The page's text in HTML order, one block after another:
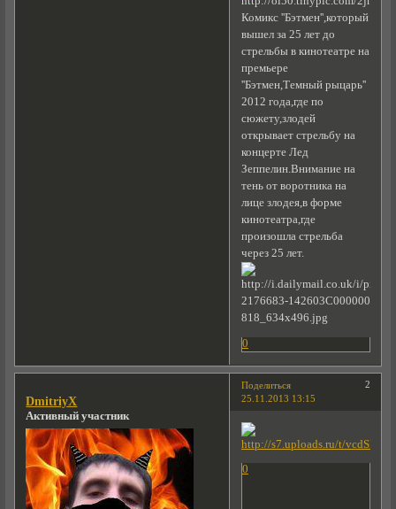
Комикс ''Бэтмен'',который
вышел за 25 лет до
стрельбы в кинотеатре на
премьере
''Бэтмен,Темный рыцарь''
2012 года,где по
сюжету,злодей
открывает стрельбу на
концерте Лед
Зеппелин.Внимание на
тень от воротника на
лице злодея,в форме
кинотеатра,где
произошла стрельба
через 25 лет.
0
Поделиться
2
25.11.2013 13:15
DmitriyX
Активный участник
0